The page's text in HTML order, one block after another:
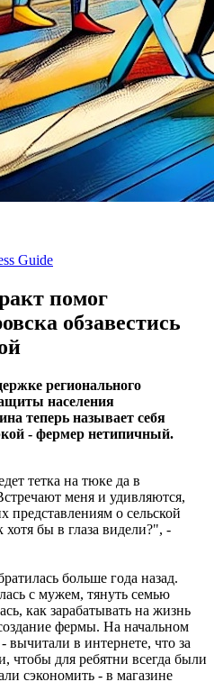
Guide
помог
обзавестись
регионального
населения
теперь называет себя
- фермер нетипичный.
тетка на тюке да в
меня и удивляются,
представлениям о сельской
бы в глаза видели?", -
больше года назад.
с мужем, тянуть семью
как зарабатывать на жизнь
фермы. На начальном
вычитали в интернете, что за
чтобы для ребятни всегда были
сэкономить - в магазине